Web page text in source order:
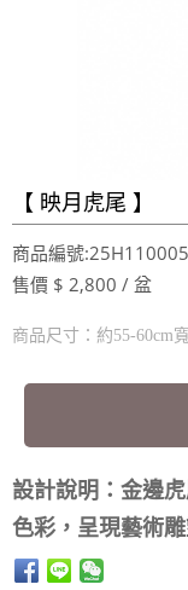
【 映月虎尾 】
商品編號:25H110005
售價 $ 2,800 / 盆
商品尺寸：約55-60cm
設計說明：金邊
色彩，呈現藝術雕